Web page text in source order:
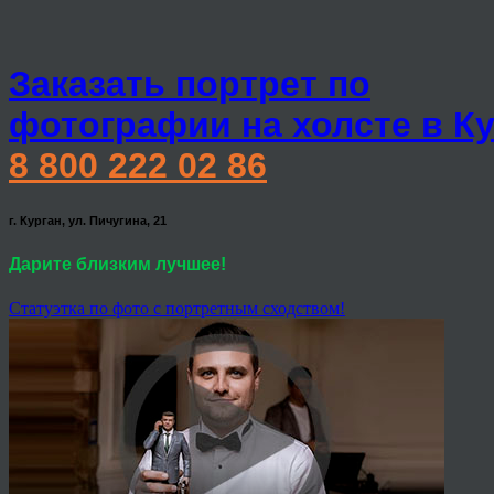
Заказать портрет по
фотографии на холсте в
8 800 222 02 86
г. Курган, ул. Пичугина, 21
Дарите близким лучшее!
Статуэтка по фото с портретным сходством!